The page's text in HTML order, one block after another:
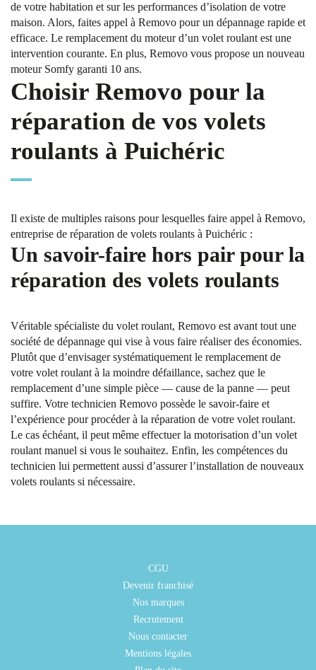
de votre habitation et sur les performances d’isolation de votre
maison. Alors, faites appel à Removo pour un dépannage rapide et
efficace. Le remplacement du moteur d’un volet roulant est une
intervention courante. En plus, Removo vous propose un nouveau
moteur Somfy garanti 10 ans.
Choisir Removo pour la
réparation de vos volets
roulants à Puichéric
Il existe de multiples raisons pour lesquelles faire appel à Removo,
entreprise de réparation de volets roulants à Puichéric :
Un savoir-faire hors pair pour la
réparation des volets roulants
Véritable spécialiste du volet roulant, Removo est avant tout une
société de dépannage qui vise à vous faire réaliser des économies.
Plutôt que d’envisager systématiquement le remplacement de
votre volet roulant à la moindre défaillance, sachez que le
remplacement d’une simple pièce — cause de la panne — peut
suffire. Votre technicien Removo possède le savoir-faire et
l’expérience pour procéder à la réparation de votre volet roulant.
Le cas échéant, il peut même effectuer la motorisation d’un volet
roulant manuel si vous le souhaitez. Enfin, les compétences du
technicien lui permettent aussi d’assurer l’installation de nouveaux
volets roulants si nécessaire.
CGU
Devenir franchisé
Nos marques
Recrutement
Nous contacter
Mentions légales